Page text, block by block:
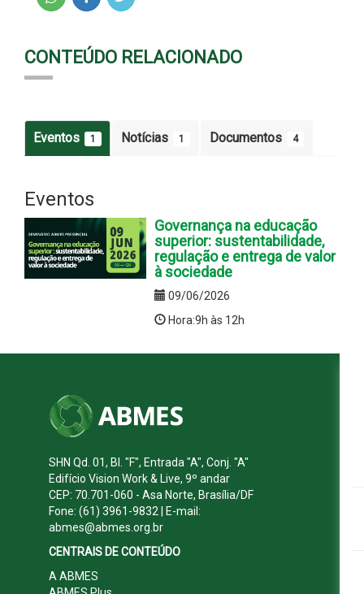
CONTEÚDO RELACIONADO
Eventos 1 Notícias 1 Documentos 4
Eventos
Governança na educação
superior: sustentabilidade,
regulação e entrega de valor
à sociedade
09/06/2026
Hora:9h às 12h
SHN Qd. 01, Bl. "F", Entrada "A", Conj. "A"
Edifício Vision Work & Live, 9º andar
CEP: 70.701-060 - Asa Norte, Brasília/DF
Fone: (61) 3961-9832 | E-mail:
abmes@abmes.org.br
CENTRAIS DE CONTEÚDO
A ABMES